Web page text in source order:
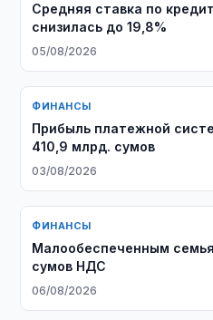
Средняя ставка по
снизилась до 19,8%
05/08/2026
ФИНАНСЫ
Прибыль платежной
410,9 млрд. сумов
03/08/2026
ФИНАНСЫ
Малообеспеченным
сумов НДС
06/08/2026